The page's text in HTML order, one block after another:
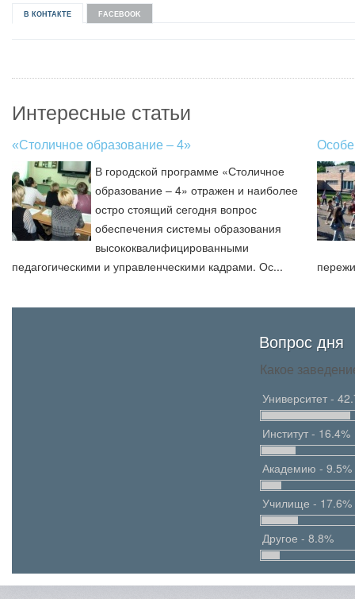
В КОНТАКТЕ FACEBOOK
Интересные статьи
«Столичное образование – 4»
В городской программе «Столичное
образование – 4» отражен и наиболее
остро стоящий сегодня вопрос
обеспечения системы образования
высококвалифицированными
педагогическими и управленческими кадрами. Ос...
Вопрос дня
Какое
Университет -
Институт - 16.4%
Академию - 9.5%
Училище - 17.6%
Другое - 8.8%